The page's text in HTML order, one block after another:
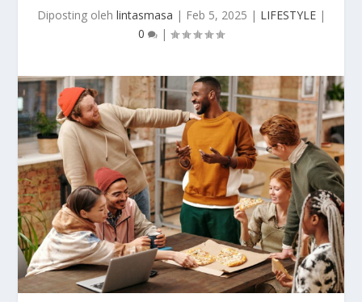
Diposting oleh lintasmasa | Feb 5, 2025 | LIFESTYLE|
0
|